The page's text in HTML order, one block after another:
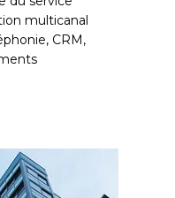
multicanal
CRM,